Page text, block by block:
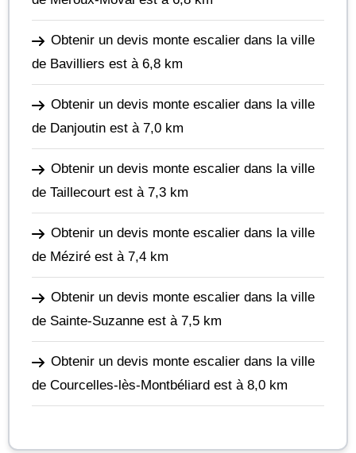
Obtenir un devis monte escalier dans la ville
de Bavilliers est à 6,8 km
Obtenir un devis monte escalier dans la ville
de Danjoutin est à 7,0 km
Obtenir un devis monte escalier dans la ville
de Taillecourt est à 7,3 km
Obtenir un devis monte escalier dans la ville
de Méziré est à 7,4 km
Obtenir un devis monte escalier dans la ville
de Sainte-Suzanne est à 7,5 km
Obtenir un devis monte escalier dans la ville
de Courcelles-lès-Montbéliard est à 8,0 km